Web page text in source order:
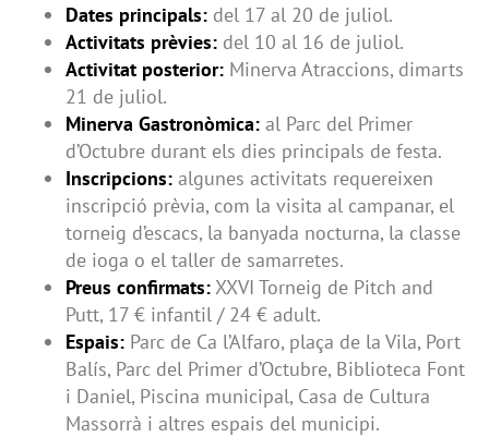
Dates principals: del 17 al 20 de juliol.
Activitats prèvies: del 10 al 16 de juliol.
Activitat posterior: Minerva Atraccions, dimarts
21 de juliol.
Minerva Gastronòmica: al Parc del Primer
d’Octubre durant els dies principals de festa.
Inscripcions: algunes activitats requereixen
inscripció prèvia, com la visita al campanar, el
torneig d’escacs, la banyada nocturna, la classe
de ioga o el taller de samarretes.
Preus confirmats:XXVI Torneig de Pitch and
Putt, 17 € infantil / 24 € adult.
Espais: Parc de Ca l’Alfaro, plaça de la Vila, Port
Balís, Parc del Primer d’Octubre, Biblioteca Font
i Daniel, Piscina municipal, Casa de Cultura
Massorrà i altres espais del municipi.